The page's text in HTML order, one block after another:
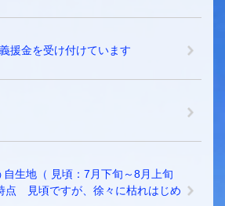
援金を受け付けています
自生地（ 見頃：7月下旬～8月上旬
点 見頃ですが、徐々に枯れはじめ